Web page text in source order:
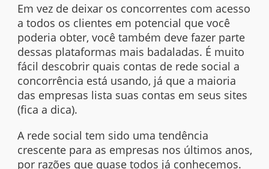
Em vez de deixar os concorrentes com acesso
a todos os clientes em potencial que você
poderia obter, você também deve fazer parte
dessas plataformas mais badaladas. É muito
fácil descobrir quais contas de rede social a
concorrência está usando, já que a maioria
das empresas lista suas contas em seus sites
(fica a dica).
A rede social tem sido uma tendência
crescente para as empresas nos últimos anos,
por razões que quase todos já conhecemos.